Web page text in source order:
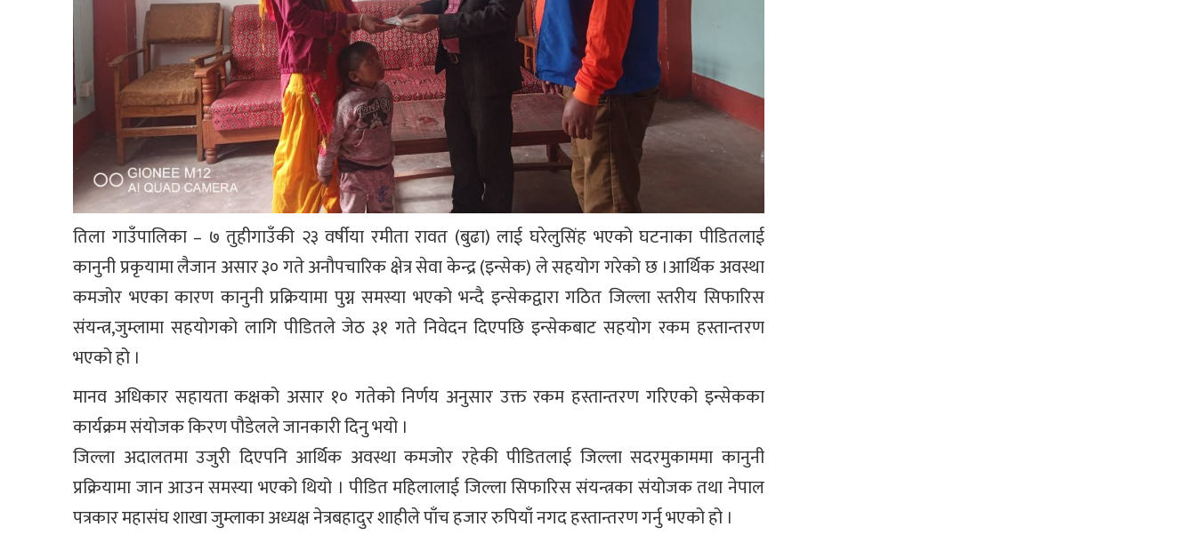
तिला गाउँपालिका – ७ तुहीगाउँकी २३ वर्षीया रमीता रावत (बुढा) लाई घरेलुसिंह भएको घटनाका पीडितलाई
कानुनी प्रकृयामा लैजान असार ३० गते अनौपचारिक क्षेत्र सेवा केन्द्र (इन्सेक) ले सहयोग गरेको छ ।आर्थिक अवस्था
कमजोर भएका कारण कानुनी प्रक्रियामा पुग्न समस्या भएको भन्दै इन्सेकद्वारा गठित जिल्ला स्तरीय सिफारिस
संयन्त्र,जुम्लामा सहयोगको लागि पीडितले जेठ ३१ गते निवेदन दिएपछि इन्सेकबाट सहयोग रकम हस्तान्तरण
भएको हो ।
मानव अधिकार सहायता कक्षको असार १० गतेको निर्णय अनुसार उक्त रकम हस्तान्तरण गरिएको इन्सेकका
कार्यक्रम संयोजक किरण पौडेलले जानकारी दिनु भयो ।
जिल्ला अदालतमा उजुरी दिएपनि आर्थिक अवस्था कमजोर रहेकी पीडितलाई जिल्ला सदरमुकाममा कानुनी
प्रक्रियामा जान आउन समस्या भएको थियो । पीडित महिलालाई जिल्ला सिफारिस संयन्त्रका संयोजक तथा नेपाल
पत्रकार महासंघ शाखा जुम्लाका अध्यक्ष नेत्रबहादुर शाहीले पाँच हजार रुपियाँ नगद हस्तान्तरण गर्नु भएको हो ।